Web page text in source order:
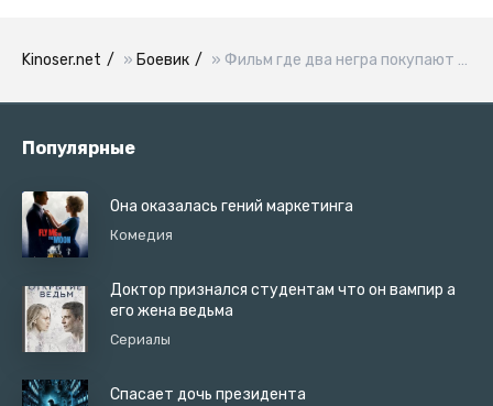
Популярные
Она оказалась гений маркетинга
Комедия
Доктор признался студентам что он вампир а
его жена ведьма
Сериалы
Спасает дочь президента
Kinoser.net » Боевик » Фильм где два негра покупают машину